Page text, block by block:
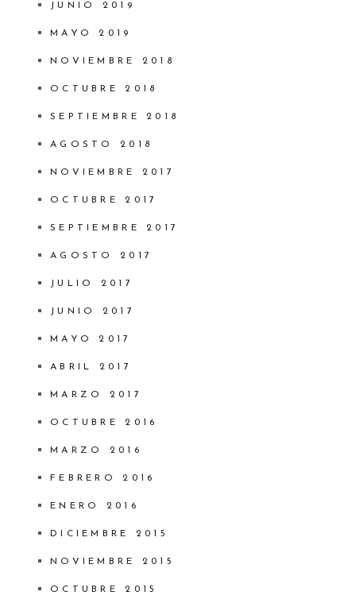
JUNIO 2019
MAYO 2019
NOVIEMBRE 2018
OCTUBRE 2018
SEPTIEMBRE 2018
AGOSTO 2018
NOVIEMBRE 2017
OCTUBRE 2017
SEPTIEMBRE 2017
AGOSTO 2017
JULIO 2017
JUNIO 2017
MAYO 2017
ABRIL 2017
MARZO 2017
OCTUBRE 2016
MARZO 2016
FEBRERO 2016
ENERO 2016
DICIEMBRE 2015
NOVIEMBRE 2015
OCTUBRE 2015